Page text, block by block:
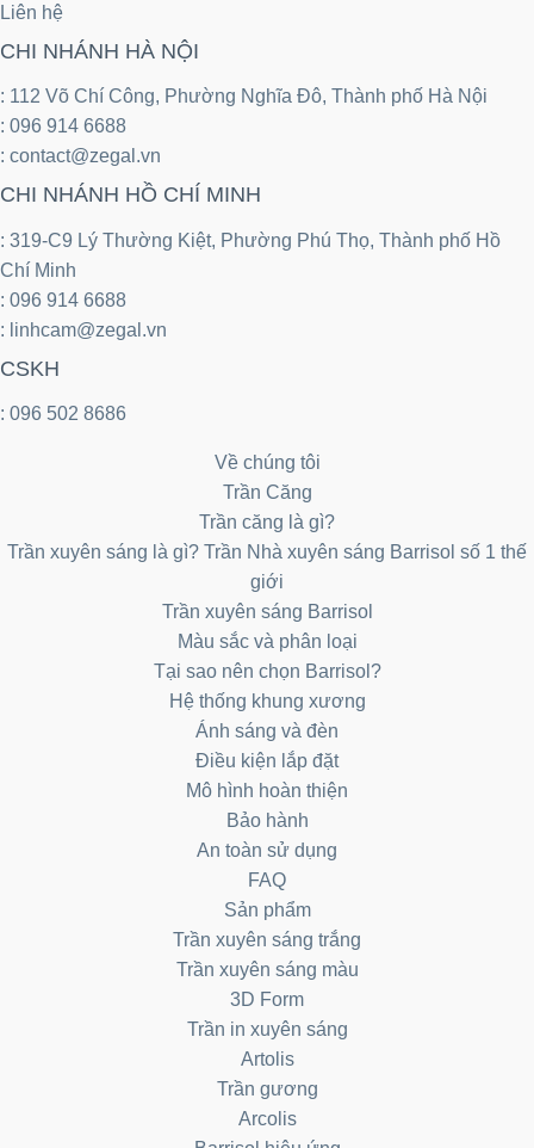
Liên hệ
CHI NHÁNH HÀ NỘI
: 112 Võ Chí Công, Phường Nghĩa Đô, Thành phố Hà Nội
: 096 914 6688
: contact@zegal.vn
CHI NHÁNH HỒ CHÍ MINH
: 319-C9 Lý Thường Kiệt, Phường Phú Thọ, Thành phố Hồ
Chí Minh
: 096 914 6688
: linhcam@zegal.vn
CSKH
: 096 502 8686
Về chúng tôi
Trần Căng
Trần căng là gì?
Trần xuyên sáng là gì? Trần Nhà xuyên sáng Barrisol số 1 thế
giới
Trần xuyên sáng Barrisol
Màu sắc và phân loại
Tại sao nên chọn Barrisol?
Hệ thống khung xương
Ánh sáng và đèn
Điều kiện lắp đặt
Mô hình hoàn thiện
Bảo hành
An toàn sử dụng
FAQ
Sản phẩm
Trần xuyên sáng trắng
Trần xuyên sáng màu
3D Form
Trần in xuyên sáng
Artolis
Trần gương
Arcolis